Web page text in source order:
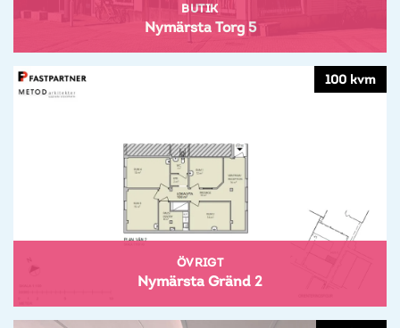
BUTIK
Nymärsta Torg 5
100 kvm
ÖVRIGT
Nymärsta Gränd 2